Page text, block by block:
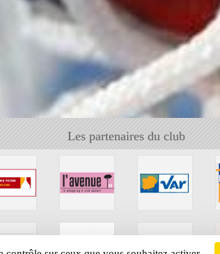
Les partenaires du club